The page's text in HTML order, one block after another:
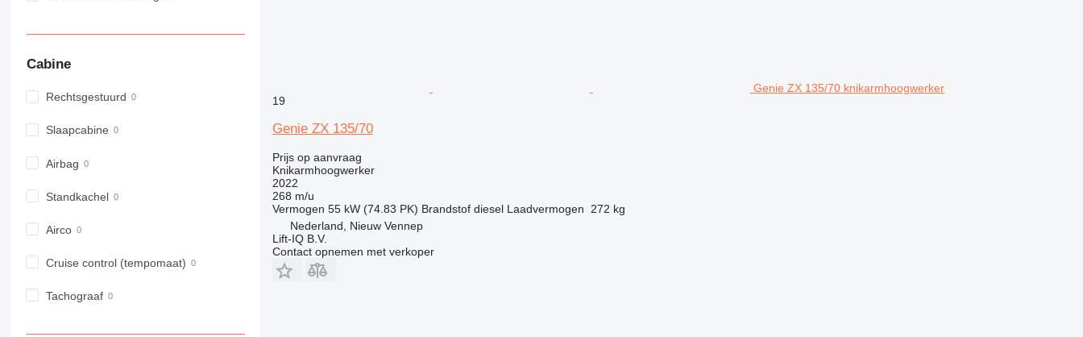
Cabine
Rechtsgestuurd
Slaapcabine
Airbag
Standkachel
Airco
Cruise control (tempomaat)
Tachograaf
Genie ZX 135/70 knikarmhoogwerker
19
Genie ZX 135/70
Prijs op aanvraag
Knikarmhoogwerker
2022
268 m/u
Vermogen 55 kW (74.83 PK) Brandstof diesel Laadvermogen
272 kg
Nederland, Nieuw Vennep
Lift-IQ B.V.
Contact opnemen met verkoper